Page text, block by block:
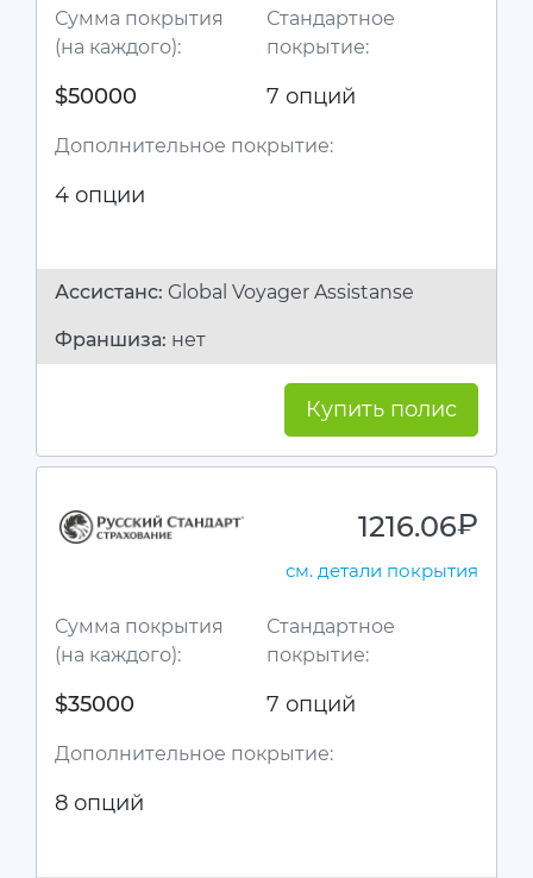
Сумма покрытия
(на каждого):
$50000
Стандартное
покрытие:
7 опций
Дополнительное покрытие:
4 опции
Ассистанc: Global Voyager Assistanse
Франшиза: нет
Купить полис
1216.06руб.
см. детали покрытия
Сумма покрытия
(на каждого):
$35000
Стандартное
покрытие:
7 опций
Дополнительное покрытие:
8 опций